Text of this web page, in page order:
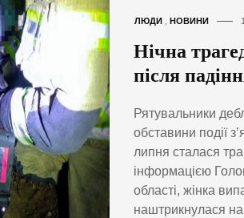
ЛЮДИ НОВИНИ
Нічна
після
Рятувальники
обставини події
липня сталася
інформацією
області, жінка
наштрикнулася